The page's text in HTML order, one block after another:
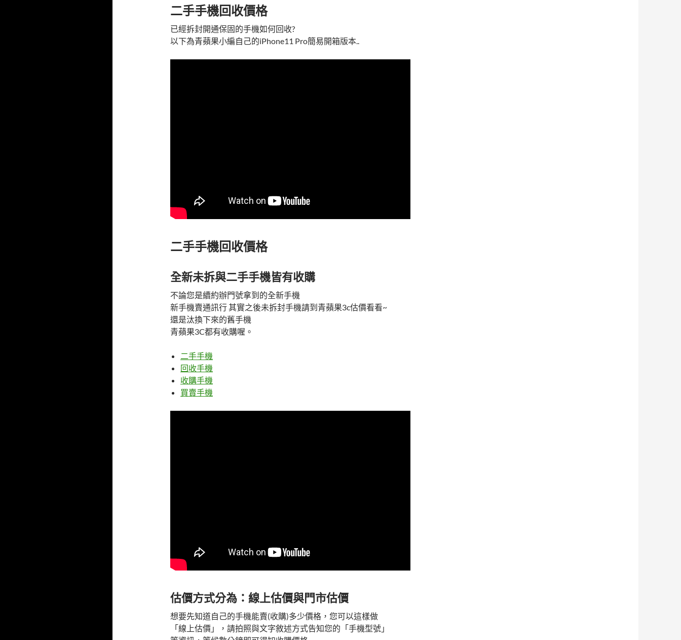
二手手機回收價格
已經拆封開通保固的手機如何回收?
以下為青蘋果小編自己的iPhone11 Pro簡易開箱版本..
二手手機回收價格
全新未拆與二手手機皆有收購
不論您是續約辦門號拿到的全新手機
新手機賣通訊行 其實之後未拆封手機請到青蘋果3c估價看看~
還是汰換下來的舊手機
青蘋果3C都有收購喔。
二手手機
回收手機
收購手機
買賣手機
估價方式分為：線上估價與門市估價
想要先知道自己的手機能賣(收購)多少價格，您可以這樣做
「線上估價」，請拍照與文字敘述方式告知您的「手機型號」